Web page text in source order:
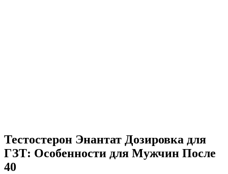
Тестостерон Энантат Дозировка для
ГЗТ: Особенности для Мужчин После
40